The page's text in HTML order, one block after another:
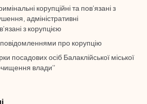
корупційні та пов’язані з
адміністративні
з корупцією
повідомленнями про корупцію
посадових осіб Балаклійської міської
влади”
☀ 🌙
A A+